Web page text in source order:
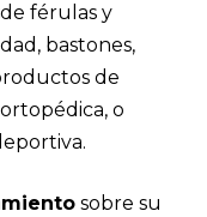
férulas y
bastones,
de
o
sobre su